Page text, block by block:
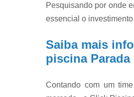
Pesquisando por onde
essencial o
Saiba mais
piscina Parada
Contando com um